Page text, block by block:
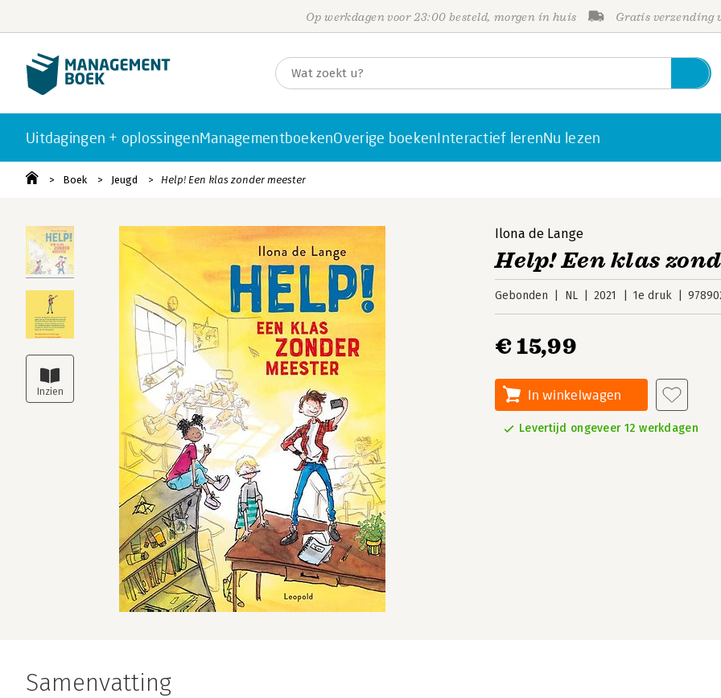
Op werkdagen voor 23:00 besteld, morgen in huis Gratis verzending
Uitdagingen + oplossingenManagementboekenOverige boekenInteractief lerenNu lezen
Boek Jeugd Help! Een klas zonder meester
Ilona de Lange
Help! Een klas
Gebonden NL 2021 1e druk
€ 15,99
In winkelwagen
Levertijd ongeveer 12 werkdagen
Samenvatting